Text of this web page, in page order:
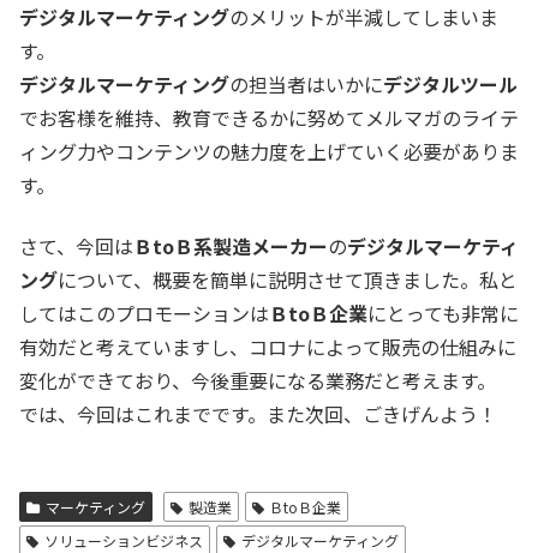
デジタルマーケティングのメリットが半減してしまいま
す。
デジタルマーケティングの担当者はいかにデジタルツール
でお客様を維持、教育できるかに努めてメルマガのライテ
ィング力やコンテンツの魅力度を上げていく必要がありま
す。
さて、今回はＢtoＢ系製造メーカーのデジタルマーケティ
ングについて、概要を簡単に説明させて頂きました。私と
してはこのプロモーションはＢtoＢ企業にとっても非常に
有効だと考えていますし、コロナによって販売の仕組みに
変化ができており、今後重要になる業務だと考えます。
では、今回はこれまでです。また次回、ごきげんよう！
マーケティング 製造業
ＢtoＢ企業
ソリューションビジネス
デジタルマーケティング